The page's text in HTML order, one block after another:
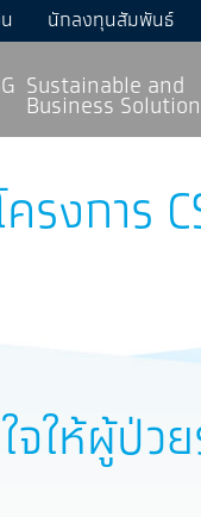
นักลงทุนสัมพันธ์
Sustainable and
Business Solution
ครงการ
ให้ผู้ป่วย